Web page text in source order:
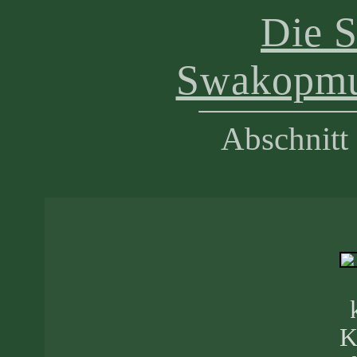
Die
Abschnitt